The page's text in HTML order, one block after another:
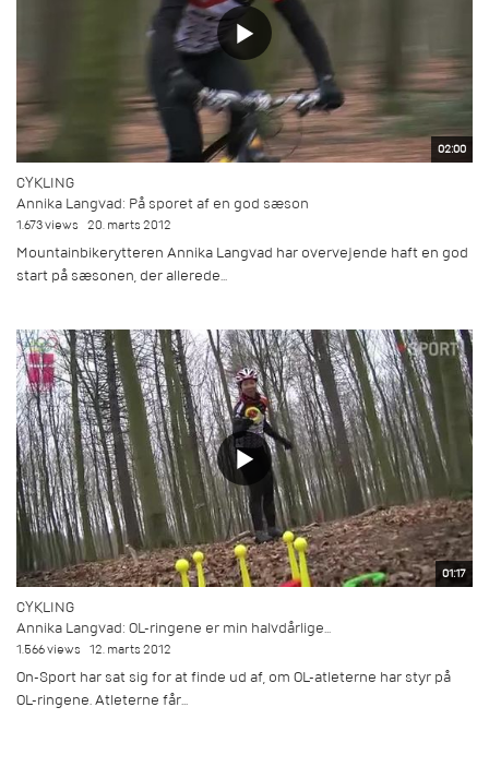
02:00
CYKLING
Annika Langvad: På sporet af en god sæson
1.673 views 20. marts 2012
Mountainbikerytteren Annika Langvad har overvejende haft en god
start på sæsonen, der allerede...
01:17
CYKLING
Annika Langvad: OL-ringene er min halvdårlige...
1.566 views 12. marts 2012
On-Sport har sat sig for at finde ud af, om OL-atleterne har styr på
OL-ringene. Atleterne får...